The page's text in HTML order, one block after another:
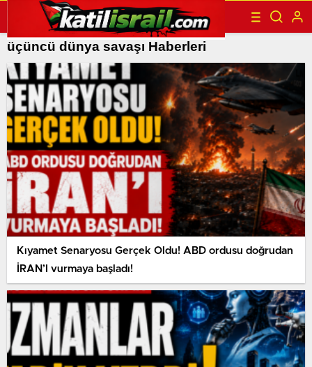
üçüncü dünya savaşı Haberleri
Kıyamet Senaryosu Gerçek Oldu! ABD ordusu doğrudan
İRAN’I vurmaya başladı!